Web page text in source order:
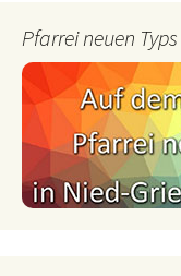
Pfarrei neuen Typs